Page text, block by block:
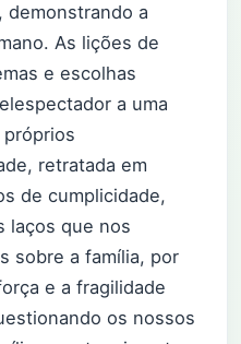
demonstrando a
As lições de
e escolhas
a uma
retratada em
de cumplicidade,
laços que nos
sobre a família, por
e a fragilidade
os nossos